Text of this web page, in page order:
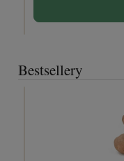
Bestsellery